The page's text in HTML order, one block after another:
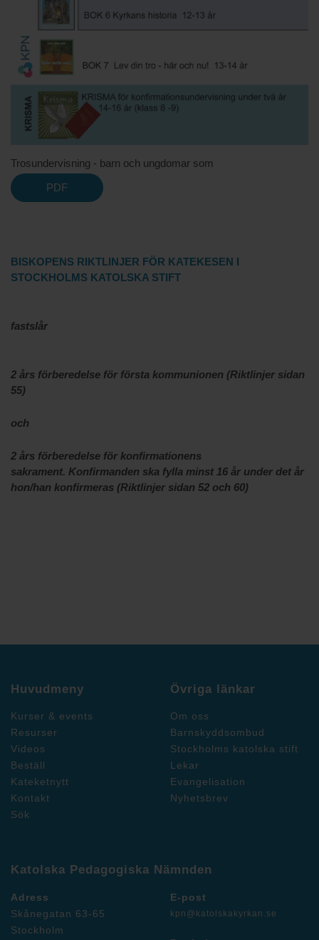
Trosundervisning - barn och ungdomar som
PDF
BISKOPENS RIKTLINJER FÖR KATEKESEN I
STOCKHOLMS KATOLSKA STIFT
fastslår
2 års förberedelse för första kommunionen (Riktlinjer sidan
55)
och
2 års förberedelse för konfirmationens
sakrament. Konfirmanden ska fylla minst 16 år under det år
hon/han konfirmeras (Riktlinjer sidan 52 och 60)
Huvudmeny
Kurser & events
Resurser
Videos
Beställ
Kateketnytt
Kontakt
Sök
Övriga länkar
Om oss
Barnskyddsombud
Stockholms katolska stift
Lekar
Evangelisation
Nyhetsbrev
Katolska Pedagogiska Nämnden
Adress
Skånegatan 63-65
Stockholm
E-post
kpn@katolskakyrkan.se